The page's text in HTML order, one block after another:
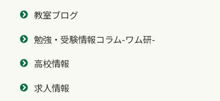
教室ブログ
勉強・受験情報コラム-ワム研-
高校情報
求人情報